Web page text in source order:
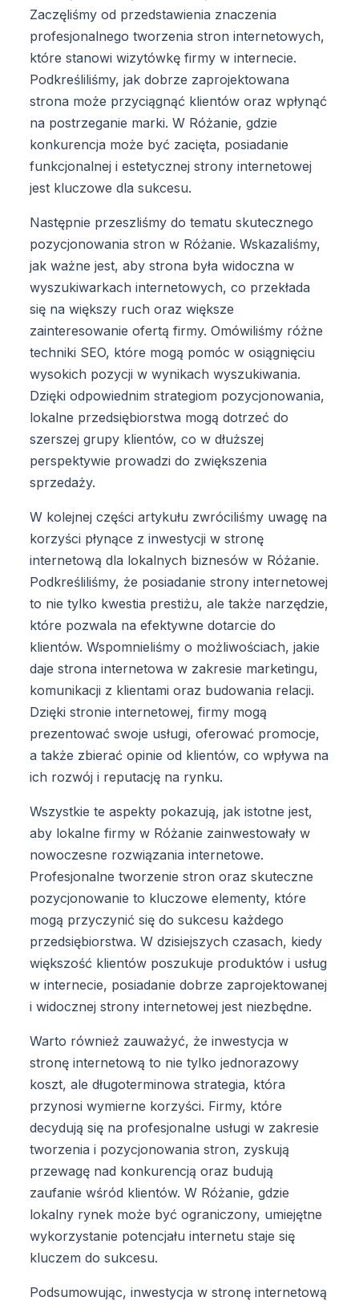
Zaczęliśmy od przedstawienia znaczenia
profesjonalnego tworzenia stron internetowych,
które stanowi wizytówkę firmy w internecie.
Podkreśliliśmy, jak dobrze zaprojektowana
strona może przyciągnąć klientów oraz wpłynąć
na postrzeganie marki. W Różanie, gdzie
konkurencja może być zacięta, posiadanie
funkcjonalnej i estetycznej strony internetowej
jest kluczowe dla sukcesu.
Następnie przeszliśmy do tematu skutecznego
pozycjonowania stron w Różanie. Wskazaliśmy,
jak ważne jest, aby strona była widoczna w
wyszukiwarkach internetowych, co przekłada
się na większy ruch oraz większe
zainteresowanie ofertą firmy. Omówiliśmy różne
techniki SEO, które mogą pomóc w osiągnięciu
wysokich pozycji w wynikach wyszukiwania.
Dzięki odpowiednim strategiom pozycjonowania,
lokalne przedsiębiorstwa mogą dotrzeć do
szerszej grupy klientów, co w dłuższej
perspektywie prowadzi do zwiększenia
sprzedaży.
W kolejnej części artykułu zwróciliśmy uwagę na
korzyści płynące z inwestycji w stronę
internetową dla lokalnych biznesów w Różanie.
Podkreśliliśmy, że posiadanie strony internetowej
to nie tylko kwestia prestiżu, ale także narzędzie,
które pozwala na efektywne dotarcie do
klientów. Wspomnieliśmy o możliwościach, jakie
daje strona internetowa w zakresie marketingu,
komunikacji z klientami oraz budowania relacji.
Dzięki stronie internetowej, firmy mogą
prezentować swoje usługi, oferować promocje,
a także zbierać opinie od klientów, co wpływa na
ich rozwój i reputację na rynku.
Wszystkie te aspekty pokazują, jak istotne jest,
aby lokalne firmy w Różanie zainwestowały w
nowoczesne rozwiązania internetowe.
Profesjonalne tworzenie stron oraz skuteczne
pozycjonowanie to kluczowe elementy, które
mogą przyczynić się do sukcesu każdego
przedsiębiorstwa. W dzisiejszych czasach, kiedy
większość klientów poszukuje produktów i usług
w internecie, posiadanie dobrze zaprojektowanej
i widocznej strony internetowej jest niezbędne.
Warto również zauważyć, że inwestycja w
stronę internetową to nie tylko jednorazowy
koszt, ale długoterminowa strategia, która
przynosi wymierne korzyści. Firmy, które
decydują się na profesjonalne usługi w zakresie
tworzenia i pozycjonowania stron, zyskują
przewagę nad konkurencją oraz budują
zaufanie wśród klientów. W Różanie, gdzie
lokalny rynek może być ograniczony, umiejętne
wykorzystanie potencjału internetu staje się
kluczem do sukcesu.
Podsumowując, inwestycja w stronę internetową